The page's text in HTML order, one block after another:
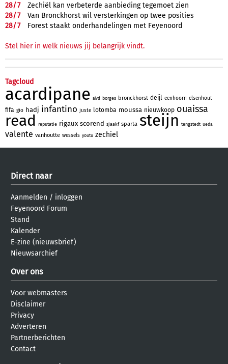
28/7
Zechiël kan verbeterde aanbieding tegemoet zien
28/7
Van Bronckhorst wil versterkingen op twee posities
28/7 Forest staakt onderhandelingen met Feyenoord
Stel hier in welk nieuws jij belangrijk vindt.
Tagcloud
acardipane aivd borges bronckhorst deijl eenhoorn elsenhout
fifa gio hadj infantino juste lotomba moussa nieuwkoop ouaissa
read reputatie rigaux scorend sjaakf sparta steijn tengstedt ueda
valente vanhoutte wessels youtu zechiel
Direct naar
Aanmelden / inloggen
Feyenoord Forum
Stand
Kalender
E-zine (nieuwsbrief)
Nieuwsarchief
Over ons
Voor webmasters
Disclaimer
Privacy
Adverteren
Partnerberichten
Contact